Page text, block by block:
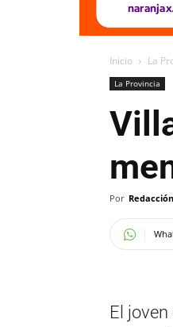
Inicio La
La Provincia
Por
El